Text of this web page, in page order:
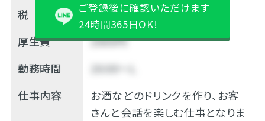
税
10%
厚生費
2000円
勤務時間
20:00～Ｌ
仕事内容
お酒などのドリンクを作り、お客
さんと会話を楽しむ仕事となりま
ご登録後に確認いただけます
24時間365日OK!